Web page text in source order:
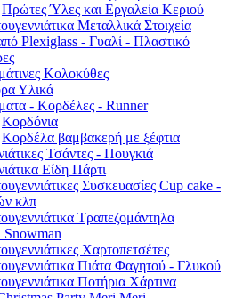
Πρώτες Ύλες και Εργαλεία Κεριού
Μεταλλικά Στοιχεία
Plexiglass - Γυαλί - Πλαστικό
Κολοκύθες
Υλικά
- Κορδέλες - Runner
Κορδόνια
Κορδέλα βαμβακερή με ξέφτια
Τσάντες - Πουγκιά
Είδη Πάρτι
Συσκευασίες Cup cake -
κλπ
Τραπεζομάντηλα
Snowman
Χαρτοπετσέτες
Πιάτα Φαγητού - Γλυκού
Ποτήρια Χάρτινα